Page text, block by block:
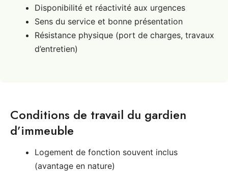
Disponibilité et réactivité aux urgences
Sens du service et bonne présentation
Résistance physique (port de charges, travaux
d’entretien)
Conditions de travail du gardien
d’immeuble
Logement de fonction souvent inclus
(avantage en nature)